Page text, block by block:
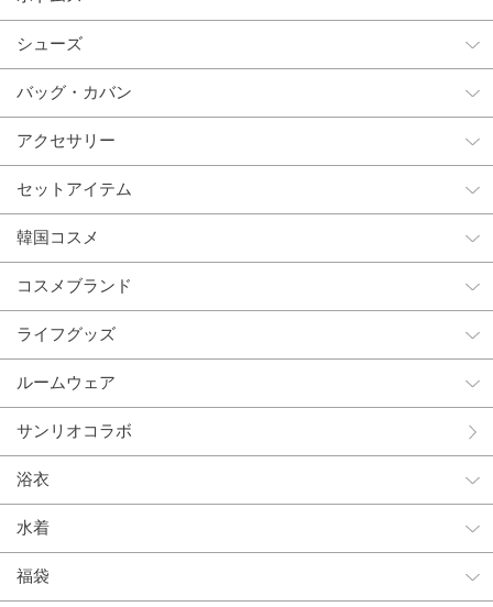
シューズ
バッグ・カバン
アクセサリー
セットアイテム
韓国コスメ
コスメブランド
ライフグッズ
ルームウェア
サンリオコラボ
浴衣
水着
福袋